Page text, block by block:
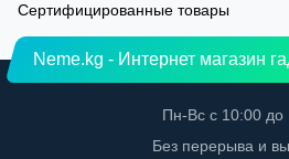
Сертифицированные товары
Neme.kg - Интернет магазин
Пн-Вс с 10:00 до
Без перерыва и